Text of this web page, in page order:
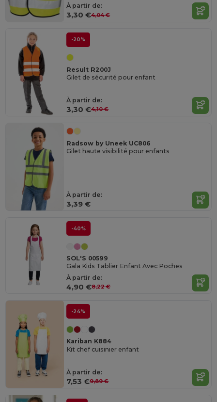
À partir de:
3,30 €4,04 €
-20%
Result R200J
Gilet de sécurité pour enfant
À partir de:
3,30 €4,10 €
Radsow by Uneek UC806
Gilet haute visibilité pour enfants
À partir de:
3,39 €
-40%
SOL'S 00599
Gala Kids Tablier Enfant Avec Poches
À partir de:
4,90 €8,22 €
-24%
Kariban K884
Kit chef cuisinier enfant
À partir de:
7,53 €9,89 €